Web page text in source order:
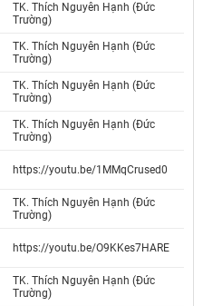
TK. Thích Nguyên Hạnh (Đức
Trường)
TK. Thích Nguyên Hạnh (Đức
Trường)
TK. Thích Nguyên Hạnh (Đức
Trường)
TK. Thích Nguyên Hạnh (Đức
Trường)
https://youtu.be/1MMqCrused0
TK. Thích Nguyên Hạnh (Đức
Trường)
https://youtu.be/O9KKes7HARE
TK. Thích Nguyên Hạnh (Đức
Trường)